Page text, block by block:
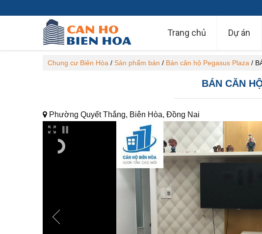
Trang chủ Dự án
Chung cư Biên Hòa / Sản phẩm bán / Bán căn hộ Pegasus Plaza /
BÁN CĂN
Phường Quyết Thắng, Biên Hòa, Đồng Nai